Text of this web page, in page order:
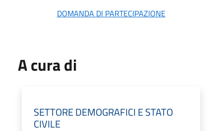
DOMANDA DI PARTECIPAZIONE
A cura di
SETTORE DEMOGRAFICI E STATO
CIVILE